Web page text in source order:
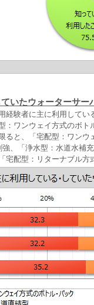
いたウォーターサー
経験者に主に利用して
：ワンウェイ方式のボト
ると、「宅配型：ワン
、「浄水型：水道水補
宅配型：リターナブル